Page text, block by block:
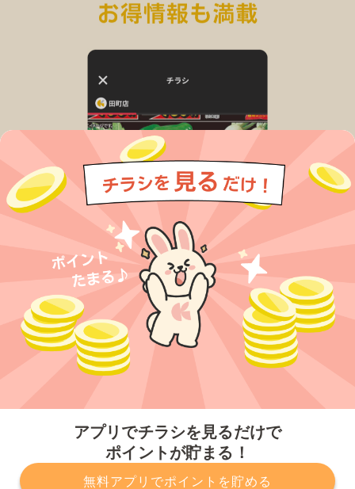
アプリでチラシを見るだけで
ポイントが貯まる！
無料アプリでポイントを貯める